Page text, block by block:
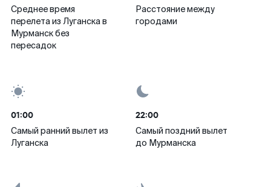
Среднее время
перелета из Луганска в
Мурманск без
пересадок
Расстояние между
городами
01:00
Самый ранний вылет из
Луганска
22:00
Самый поздний вылет
до Мурманска